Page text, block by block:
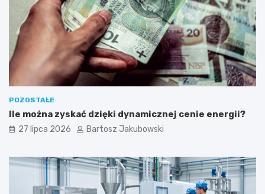
POZOSTAŁE
Ile można zyskać dzięki dynamicznej cenie energii?
27 lipca 2026 Bartosz Jakubowski